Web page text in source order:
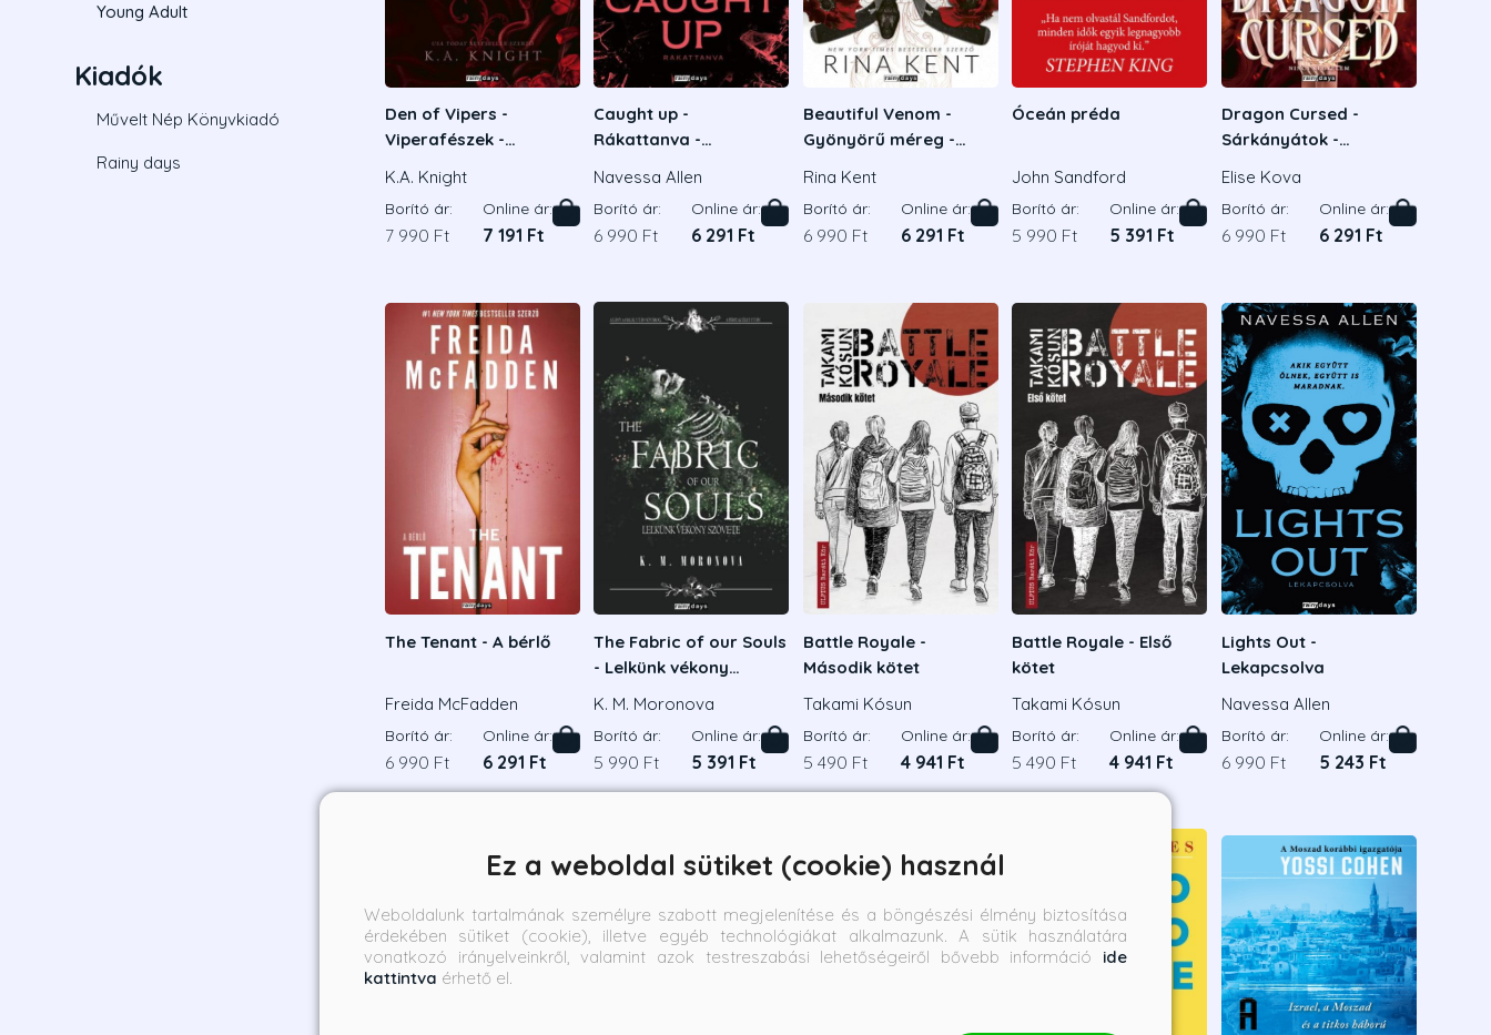
Young Adult
Kiadók
Művelt Nép Könyvkiadó
Rainy days
Den of Vipers -
Viperafészek -
K.A. Knight
Borító ár:
7 990 Ft
Online ár:
7 191 Ft
Caught up -
Rákattanva -
Navessa Allen
Borító ár:
6 990 Ft
Online ár:
6 291 Ft
Beautiful Venom -
Gyönyörű méreg -
Rina Kent
Borító ár:
6 990 Ft
Online ár:
6 291 Ft
Óceán préda
John Sandford
Borító ár:
5 990 Ft
Online ár:
5 391 Ft
Dragon Cursed -
Sárkányátok -
Elise Kova
Borító ár:
6 990 Ft
Online ár:
6 291 Ft
The Tenant - A bérlő
Freida McFadden
Borító ár:
6 990 Ft
Online ár:
6 291 Ft
The Fabric of our Souls
- Lelkünk vékony
szövete
K. M. Moronova
Borító ár:
5 990 Ft
Online ár:
5 391 Ft
Battle Royale -
Második kötet
Takami Kósun
Borító ár:
5 490 Ft
Online ár:
4 941 Ft
Battle Royale - Első
kötet
Takami Kósun
Borító ár:
5 490 Ft
Online ár:
4 941 Ft
Lights Out -
Lekapcsolva
Navessa Allen
Borító ár:
6 990 Ft
Online ár:
5 243 Ft
Ez a weboldal sütiket (cookie) használ
Weboldalunk tartalmának személyre szabott megjelenítése és a böngészési élmény biztosítása
érdekében sütiket (cookie), illetve egyéb technológiákat alkalmazunk. A sütik használatára
vonatkozó irányelveinkről, valamint azok testreszabási lehetőségeiről bővebb információ ide
kattintva érhető el.